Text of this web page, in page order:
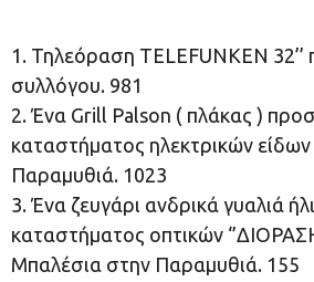
1. Τηλεόραση TELEFUNKEN
συλλόγου. 981
2. Ένα Grill Palson ( πλάκας )
καταστήματος ηλεκτρικών
Παραμυθιά. 1023
3. Ένα ζευγάρι ανδρικά γυαλιά
καταστήματος οπτικών
Μπαλέσια στην Παραμυθιά. 155